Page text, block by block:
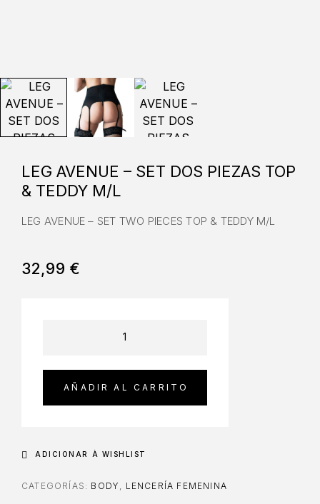
LEG AVENUE – SET DOS PIEZAS TOP
& TEDDY M/L
LEG AVENUE – SET TWO PIECES TOP & TEDDY M/L
32,99 €
AÑADIR AL CARRITO
ADICIONAR À WISHLIST
CATEGORÍAS: BODY LENCERÍA FEMENINA